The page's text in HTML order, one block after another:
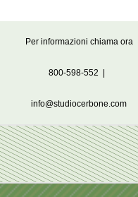
Per informazioni chiama ora
800-598-552
info@studiocerbone.com